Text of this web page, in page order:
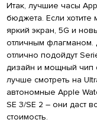
Итак, лучшие часы
бюджета. Если хотите
яркий экран, 5G и
отличным
отлично подойдут
дизайн и мощный чип
лучше смотреть на
автономные Apple
SE 3/SE 2 – они даст
стоимость.